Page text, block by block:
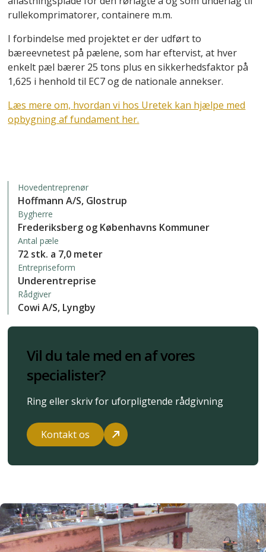
rullekomprimatorer, containere m.m.
I forbindelse med projektet er der udført to
bæreevnetest på pælene, som har eftervist, at hver
enkelt pæl bærer 25 tons plus en sikkerhedsfaktor på
1,625 i henhold til EC7 og de nationale annekser.
Læs mere om, hvordan vi hos Uretek kan hjælpe med
opbygning af fundament her.
Hovedentreprenør
Hoffmann A/S, Glostrup
Bygherre
Frederiksberg og Københavns Kommuner
Antal pæle
72 stk. a 7,0 meter
Entrepriseform
Underentreprise
Rådgiver
Cowi A/S, Lyngby
Vil du tale med en af vores
specialister?
Ring eller skriv for uforpligtende rådgivning
Kontakt os